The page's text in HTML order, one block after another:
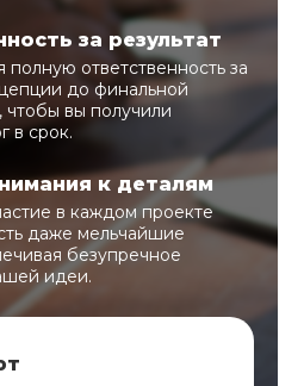
за результат
ответственность за
до финальной
чтобы вы получили
в срок.
к деталям
в каждом проекте
даже мельчайшие
безупречное
идеи.